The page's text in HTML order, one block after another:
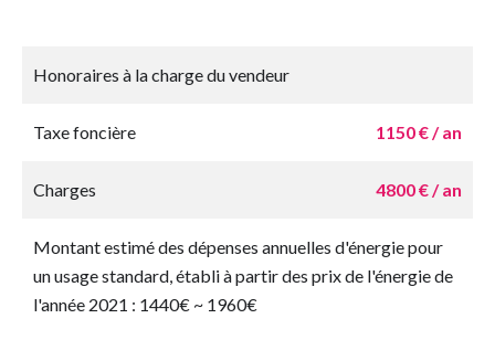
Honoraires à la charge du vendeur
Taxe foncière 1150 € / an
Charges 4800 € / an
Montant estimé des dépenses annuelles d'énergie pour
un usage standard, établi à partir des prix de l'énergie de
l'année 2021 : 1440€ ~ 1960€